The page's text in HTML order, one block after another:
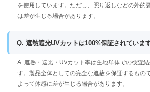
を使用しています。ただし、照り返しなどの外的
は差が生じる場合があります。
Q. 遮熱遮光UVカットは100%保証されていま
A. 遮熱・遮光・UVカット率は生地単体での検査
す。製品全体としての完全な遮蔽を保証するもの
よって体感に差が生じる場合があります。